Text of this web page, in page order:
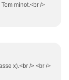
minot.<br />
x).<br /> <br />